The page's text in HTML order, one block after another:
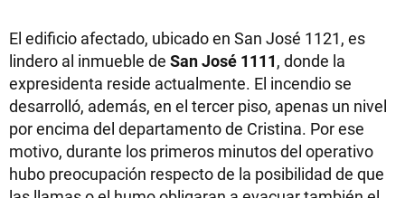
El edificio afectado, ubicado en San José 1121, es
lindero al inmueble de San José 1111, donde la
expresidenta reside actualmente. El incendio se
desarrolló, además, en el tercer piso, apenas un nivel
por encima del departamento de Cristina. Por ese
motivo, durante los primeros minutos del operativo
hubo preocupación respecto de la posibilidad de que